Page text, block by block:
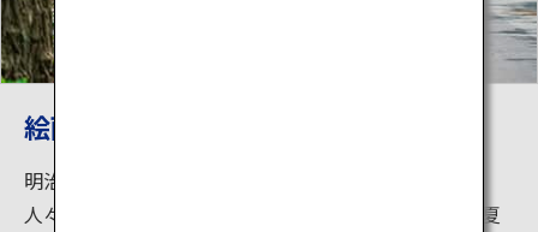
絵画のような風景
明治神宮外苑のいちょう並木は、一年を通して訪れる
人々に様々な表情を見せてくれます。春には芽吹き、夏